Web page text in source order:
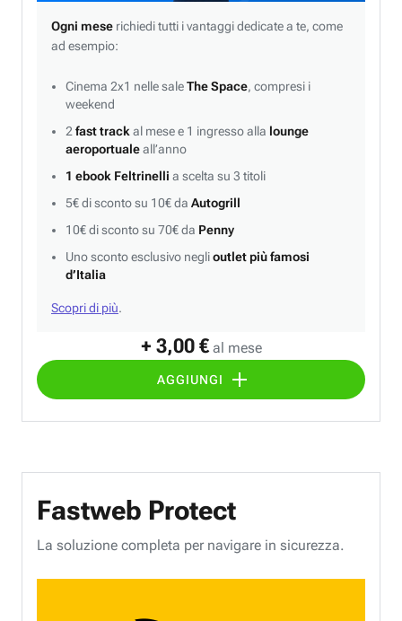
+ 3,00 € al mese
AGGIUNGI
Ogni mese richiedi tutti i vantaggi dedicate a te, come
ad esempio:
Cinema 2x1 nelle saleThe Space, compresi i
weekend
2 fast track al mese e 1 ingresso alla lounge
aeroportualeall’anno
1 ebook Feltrinelli a scelta su 3 titoli
5€ di sconto su 10€ da Autogrill
10€ di sconto su 70€ da Penny
Uno sconto esclusivo neglioutlet più famosi
d’Italia
Scopri di più.
Fastweb Protect
La soluzione completa per navigare in sicurezza.